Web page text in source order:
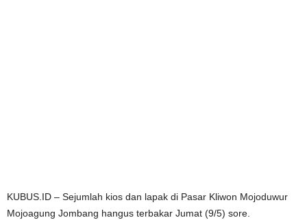
KUBUS.ID – Sejumlah kios dan lapak di Pasar Kliwon Mojoduwur
Mojoagung Jombang hangus terbakar Jumat (9/5) sore.